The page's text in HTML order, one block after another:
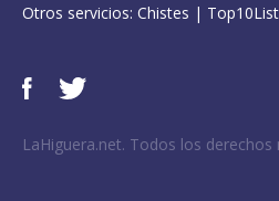
Otros servicios: Chistes |
LaHiguera.net. Todos los derechos